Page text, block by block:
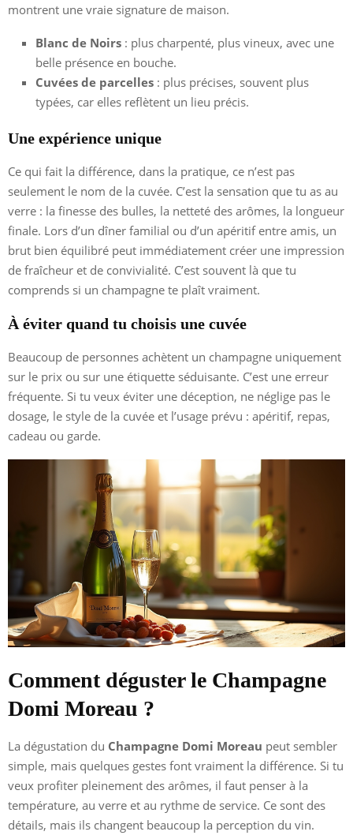
montrent une vraie signature de maison.
Blanc de Noirs : plus charpenté, plus vineux, avec une
belle présence en bouche.
Cuvées de parcelles : plus précises, souvent plus
typées, car elles reflètent un lieu précis.
Une expérience unique
Ce qui fait la différence, dans la pratique, ce n’est pas
seulement le nom de la cuvée. C’est la sensation que tu as au
verre : la finesse des bulles, la netteté des arômes, la longueur
finale. Lors d’un dîner familial ou d’un apéritif entre amis, un
brut bien équilibré peut immédiatement créer une impression
de fraîcheur et de convivialité. C’est souvent là que tu
comprends si un champagne te plaît vraiment.
À éviter quand tu choisis une cuvée
Beaucoup de personnes achètent un champagne uniquement
sur le prix ou sur une étiquette séduisante. C’est une erreur
fréquente. Si tu veux éviter une déception, ne néglige pas le
dosage, le style de la cuvée et l’usage prévu : apéritif, repas,
cadeau ou garde.
Comment déguster le Champagne
Domi Moreau ?
La dégustation du Champagne Domi Moreau peut sembler
simple, mais quelques gestes font vraiment la différence. Si tu
veux profiter pleinement des arômes, il faut penser à la
température, au verre et au rythme de service. Ce sont des
détails, mais ils changent beaucoup la perception du vin.